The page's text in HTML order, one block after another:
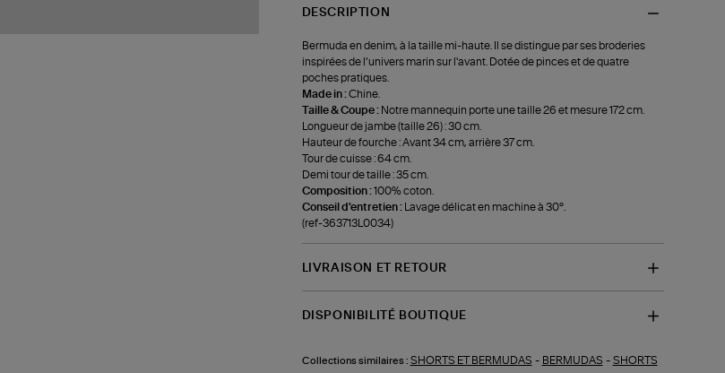
DESCRIPTION
Bermuda en denim, à la taille mi-haute. Il se distingue par ses broderies
inspirées de l’univers marin sur l'avant. Dotée de pinces et de quatre
poches pratiques.
Made in :Chine.
Taille & Coupe : Notre mannequin porte une taille 26 et mesure 172 cm.
Longueur de jambe (taille 26) : 30 cm.
Hauteur de fourche : Avant 34 cm, arrière 37 cm.
Tour de cuisse : 64 cm.
Demi tour de taille : 35 cm.
Composition :100% coton.
Conseil d'entretien :
Lavage délicat en machine à 30°.
(ref-363713L0034)
LIVRAISON ET RETOUR
DISPONIBILITÉ BOUTIQUE
Collections similaires : SHORTS ET BERMUDAS - BERMUDAS - SHORTS